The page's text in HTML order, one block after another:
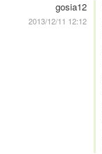
gosia12
2013/12/11 12:12